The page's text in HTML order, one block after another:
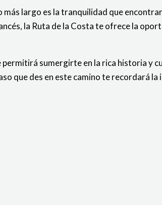
largo es la tranquilidad que
la Ruta de la Costa te ofrece la
permitirá sumergirte en la rica historia
que des en este camino te recordará